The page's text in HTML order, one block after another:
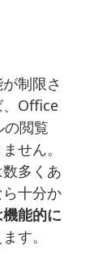
制限さ
、Office
閲覧
せん。
多くあ
十分か
能的に
す。